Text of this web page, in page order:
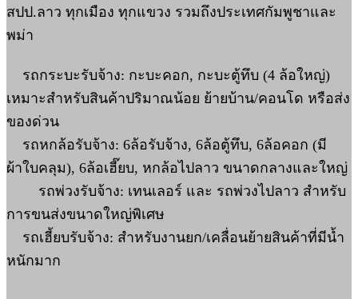
สปป.ลาว ทุกเมือง ทุกแขวง รวมถึงประเทศกัมพูชาและ
พม่า
รถกระบะรับจ้าง: กะบะคอก, กะบะตู้ทึบ (4 ล้อใหญ่)
เหมาะสำหรับสินค้าปริมาณน้อย ย้ายบ้าน/คอนโด หรือส่ง
ของด่วน
รถหกล้อรับจ้าง: 6ล้อรับจ้าง, 6ล้อตู้ทึบ, 6ล้อคอก (มี
ผ้าใบคลุม), 6ล้อเฮี๊ยบ, หกล้อไปลาว ขนาดกลางและใหญ่
รถพ่วงรับจ้าง: เทนเลอร์ และ รถพ่วงไปลาว สำหรับ
การขนส่งขนาดใหญ่พิเศษ
รถเฮี้ยบรับจ้าง: สำหรับงานยก/เคลื่อนย้ายสินค้าที่มีน้ำ
หนักมาก